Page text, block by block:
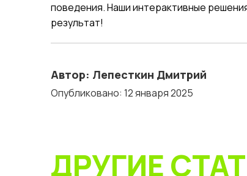
поведения. Наши интерактивные
результат!
Автор: Лепесткин Дмитрий
Опубликовано: 12 января 2025
ДРУГИЕ